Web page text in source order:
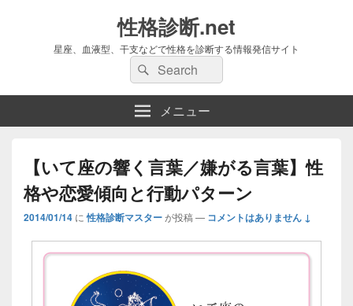
性格診断.net
星座、血液型、干支などで性格を診断する情報発信サイト
検
索:
検
索
メニュー
【いて座の響く言葉／嫌がる言葉】性
格や恋愛傾向と行動パターン
2014/01/14 に 性格診断マスターが投稿 — コメントはありません ↓